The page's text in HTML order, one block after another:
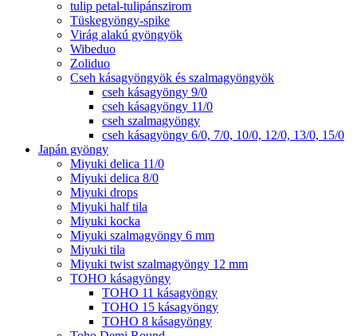
tulip petal-tulipánszirom
Tüskegyöngy-spike
Virág alakú gyöngyök
Wibeduo
Zoliduo
Cseh kásagyöngyök és szalmagyöngyök
cseh kásagyöngy 9/0
cseh kásagyöngy 11/0
cseh szalmagyöngy
cseh kásagyöngy 6/0, 7/0, 10/0, 12/0, 13/0, 15/0
Japán gyöngy
Miyuki delica 11/0
Miyuki delica 8/0
Miyuki drops
Miyuki half tila
Miyuki kocka
Miyuki szalmagyöngy 6 mm
Miyuki tila
Miyuki twist szalmagyöngy 12 mm
TOHO kásagyöngy
TOHO 11 kásagyöngy
TOHO 15 kásagyöngy
TOHO 8 kásagyöngy